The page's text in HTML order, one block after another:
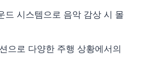
드 시스템으로 음악 감상 시 몰
으로 다양한 주행 상황에서의